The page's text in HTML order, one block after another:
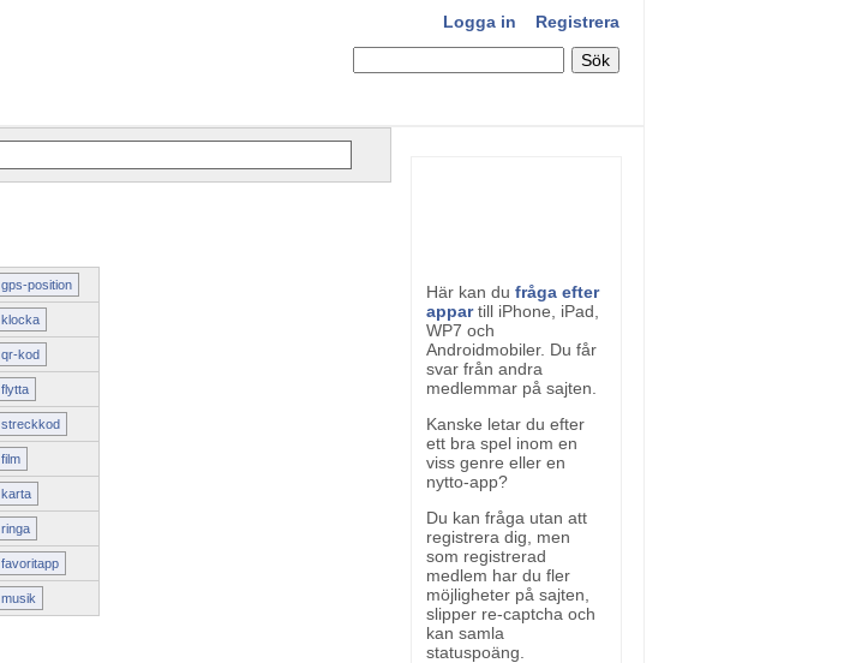
Logga in Registrera
Här kan du fråga efter
appartill iPhone, iPad,
WP7 och
Androidmobiler. Du får
svar från andra
medlemmar på sajten.
Kanske letar du efter
ett bra spel inom en
viss genre eller en
nytto-app?
Du kan fråga utan att
registrera dig, men
som registrerad
medlem har du fler
möjligheter på sajten,
slipper re-captcha och
kan samla
statuspoäng.
gps-position
klocka
qr-kod
flytta
streckkod
film
karta
ringa
favoritapp
musik